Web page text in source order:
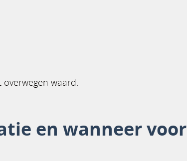
waard.
en wanneer voor